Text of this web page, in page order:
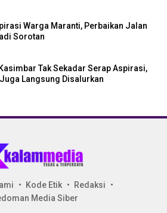
Warga Maranti, Perbaikan Jalan
Sorotan
Tak Sekadar Serap Aspirasi,
Langsung Disalurkan
Kode Etik
Redaksi
Media Siber